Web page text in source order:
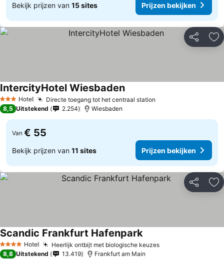
Bekijk prijzen van 15 sites Prijzen bekijken
Delen
3 SterrenHotel Directe toegang tot het centraal station
IntercityHotel WiesbadenPrijzen bekijken
8,5 Uitstekend 2.254 Wiesbaden
Van € 55
Bekijk prijzen van 11 sites Prijzen bekijken
Delen
4 SterrenHotel Heerlijk ontbijt met biologische keuzesPrijzen bekijken
Scandic Frankfurt HafenparkPrijzen bekijken
8,8 Uitstekend 13.419 Frankfurt am Main